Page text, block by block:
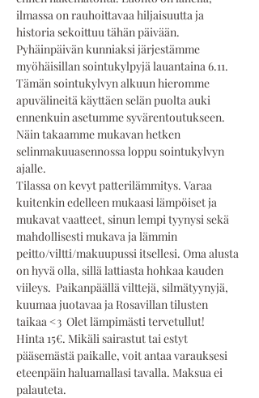
ilmassa on rauhoittavaa hiljaisuutta ja
historia sekoittuu tähän päivään.
Pyhäinpäivän kunniaksi järjestämme
myöhäisillan sointukylpyjä lauantaina 6.11.
Tämän sointukylvyn alkuun hieromme
apuvälineitä käyttäen selän puolta auki
ennenkuin asetumme syvärentoutukseen.
Näin takaamme mukavan hetken
selinmakuuasennossa loppu sointukylvyn
ajalle.
Tilassa on kevyt patterilämmitys. Varaa
kuitenkin edelleen mukaasi lämpöiset ja
mukavat vaatteet, sinun lempi tyynysi sekä
mahdollisesti mukava ja lämmin
peitto/viltti/makuupussi itsellesi. Oma alusta
on hyvä olla, sillä lattiasta hohkaa kauden
viileys.  Paikanpäällä vilttejä, silmätyynyjä,
kuumaa juotavaa ja Rosavillan tilusten
taikaa <3  Olet lämpimästi tervetullut!
Hinta 15€. Mikäli sairastut tai estyt
pääsemästä paikalle, voit antaa varauksesi
eteenpäin haluamallasi tavalla. Maksua ei
palauteta.